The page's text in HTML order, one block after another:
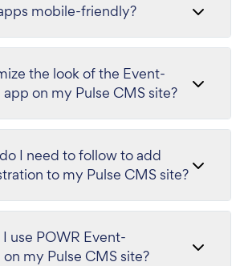
mobile-friendly?
the look of the Event-
on my Pulse CMS site?
I need to follow to add
to my Pulse CMS site?
use POWR Event-
my Pulse CMS site?